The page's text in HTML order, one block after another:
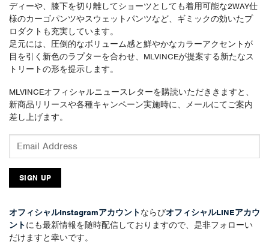
ディーや、膝下を切り離してショーツとしても着用可能な2WAY仕
様のカーゴパンツやスウェットパンツなど、ギミックの効いたプ
ロダクトも充実しています。
足元には、圧倒的なボリューム感と鮮やかなカラーアクセントが
目を引く新色のラプターを合わせ、MLVINCEが提案する新たなス
トリートの形を提示します。
MLVINCEオフィシャルニュースレターを購読いただききますと、
新商品リリースや各種キャンペーン実施時に、メールにてご案内
差し上げます。
オフィシャルInstagramアカウントならびオフィシャルLINEアカウ
ントにも最新情報を随時配信しておりますので、是非フォローい
だけますと幸いです。